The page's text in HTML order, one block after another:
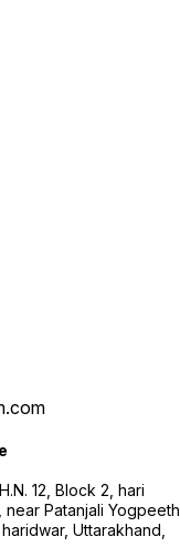
12, Block 2, hari
near Patanjali Yogpeeth,
Uttarakhand,